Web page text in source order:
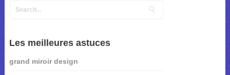
Les meilleures astuces
grand miroir design